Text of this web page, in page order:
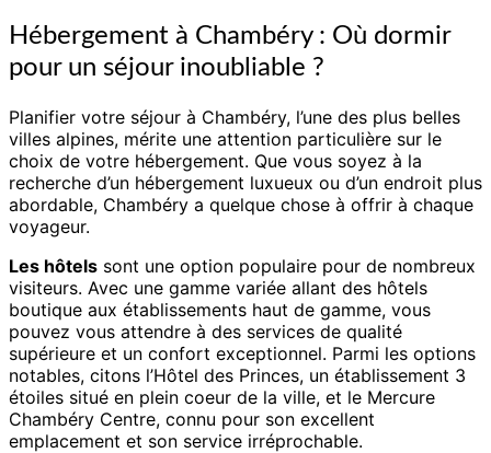
Hébergement à Chambéry : Où dormir
pour un séjour inoubliable ?
Planifier votre séjour à Chambéry, l’une des plus belles
villes alpines, mérite une attention particulière sur le
choix de votre hébergement. Que vous soyez à la
recherche d’un hébergement luxueux ou d’un endroit plus
abordable, Chambéry a quelque chose à offrir à chaque
voyageur.
Les hôtels sont une option populaire pour de nombreux
visiteurs. Avec une gamme variée allant des hôtels
boutique aux établissements haut de gamme, vous
pouvez vous attendre à des services de qualité
supérieure et un confort exceptionnel. Parmi les options
notables, citons l’Hôtel des Princes, un établissement 3
étoiles situé en plein coeur de la ville, et le Mercure
Chambéry Centre, connu pour son excellent
emplacement et son service irréprochable.